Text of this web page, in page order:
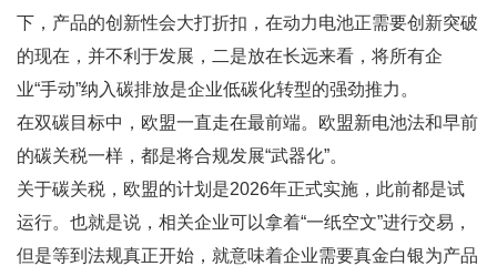
下，产品的创新性会大打折扣，在动力电池正需要创新突破
的现在，并不利于发展，二是放在长远来看，将所有企
业“手动”纳入碳排放是企业低碳化转型的强劲推力。
在双碳目标中，欧盟一直走在最前端。欧盟新电池法和早前
的碳关税一样，都是将合规发展“武器化”。
关于碳关税，欧盟的计划是2026年正式实施，此前都是试
运行。也就是说，相关企业可以拿着“一纸空文”进行交易，
但是等到法规真正开始，就意味着企业需要真金白银为产品